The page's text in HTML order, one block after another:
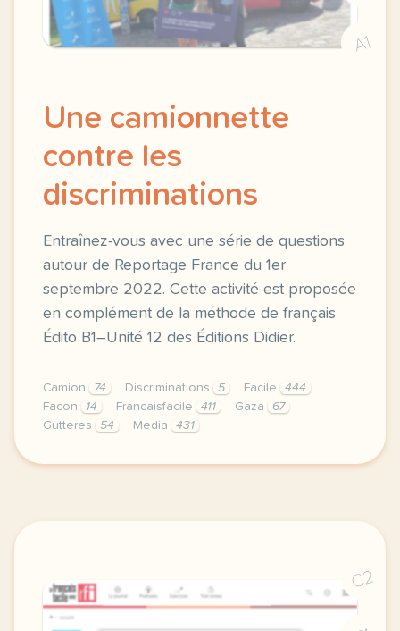
A1
Une camionnette
contre les
discriminations
Entraînez-vous avec une série de questions
autour de Reportage France du 1er
septembre 2022. Cette activité est proposée
en complément de la méthode de français
Édito B1–Unité 12 des Éditions Didier.
Camion 74 Discriminations 5 Facile
444
Facon
14 Francaisfacile 411 Gaza
67
Gutteres
54 Media 431
exercice b1 une camionnette contre les
C2